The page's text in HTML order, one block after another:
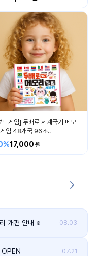
드게임] 두배로 세계국기 메모
임 48개국 96조..
17,000
개편 안내 ※ 08.03
OPEN 07.21